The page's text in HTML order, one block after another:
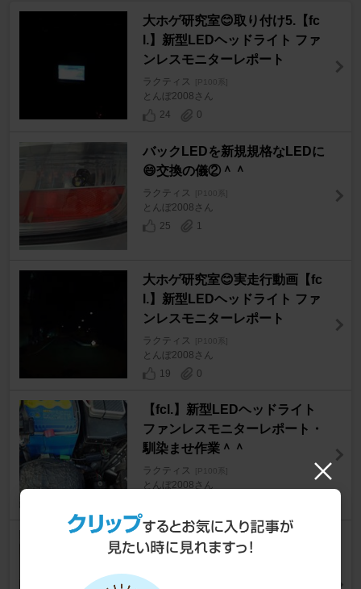
大ホゲ研究室😊取り付け5.【fc
l.】新型LEDヘッドライト ファ
ンレスモニターレポート
ラクティス [P100系]
とんぼ2008さん
24
0
バックLEDを新規規格なLEDに
😄交換の儀②＾＾
ラクティス [P100系]
とんぼ2008さん
25
1
大ホゲ研究室😊実走行動画【fc
l.】新型LEDヘッドライト ファ
ンレスモニターレポート
ラクティス [P100系]
とんぼ2008さん
19
0
【fcl.】新型LEDヘッドライト
ファンレスモニターレポート・
馴染ませ作業＾＾
ラクティス [P100系]
とんぼ2008さん
ルームランプ＆マップランプ交
ラクティス